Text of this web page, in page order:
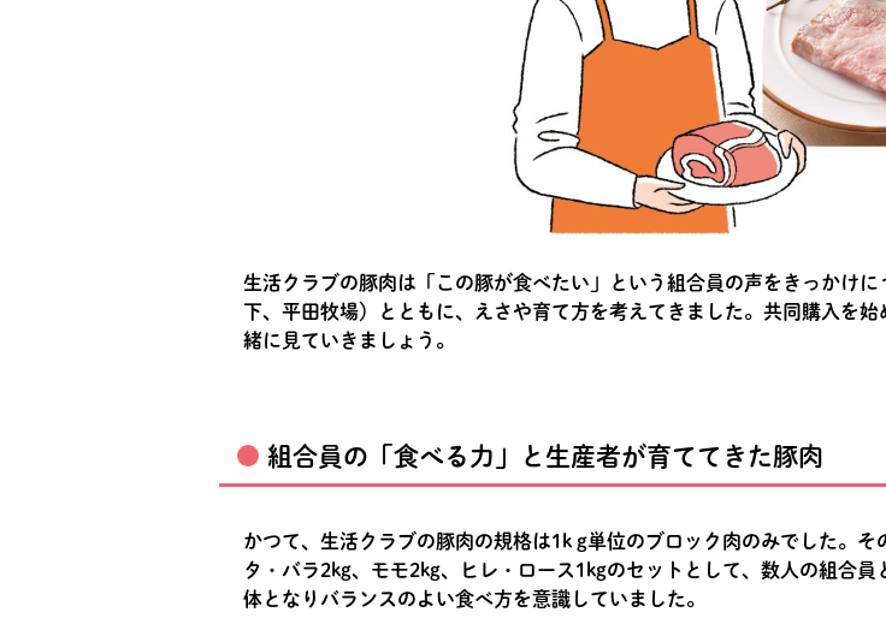
生活クラブの豚肉は「この豚が食べたい」という組合員の声をきっかけ
下、平田牧場）とともに、えさや育て方を考えてきました。共同購入を
緒に見ていきましょう。
組合員の「食べる力」と生産者が育ててきた豚肉
かつて、生活クラブの豚肉の規格は1k g単位のブロック肉のみでした。
タ・バラ2kg、モモ2kg、ヒレ・ロース1kgのセットとして、数人の組合
体となりバランスのよい食べ方を意識していました。